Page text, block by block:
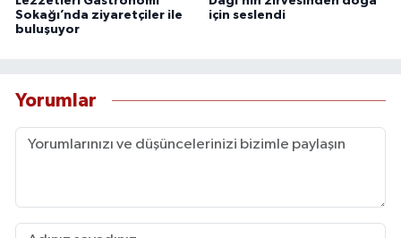
Sokağı’nda ziyaretçiler ile
buluşuyor
için seslendi
Yorumlar